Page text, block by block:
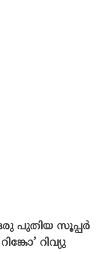
പുതിയ സൂപ്പർ
റിവ്യു